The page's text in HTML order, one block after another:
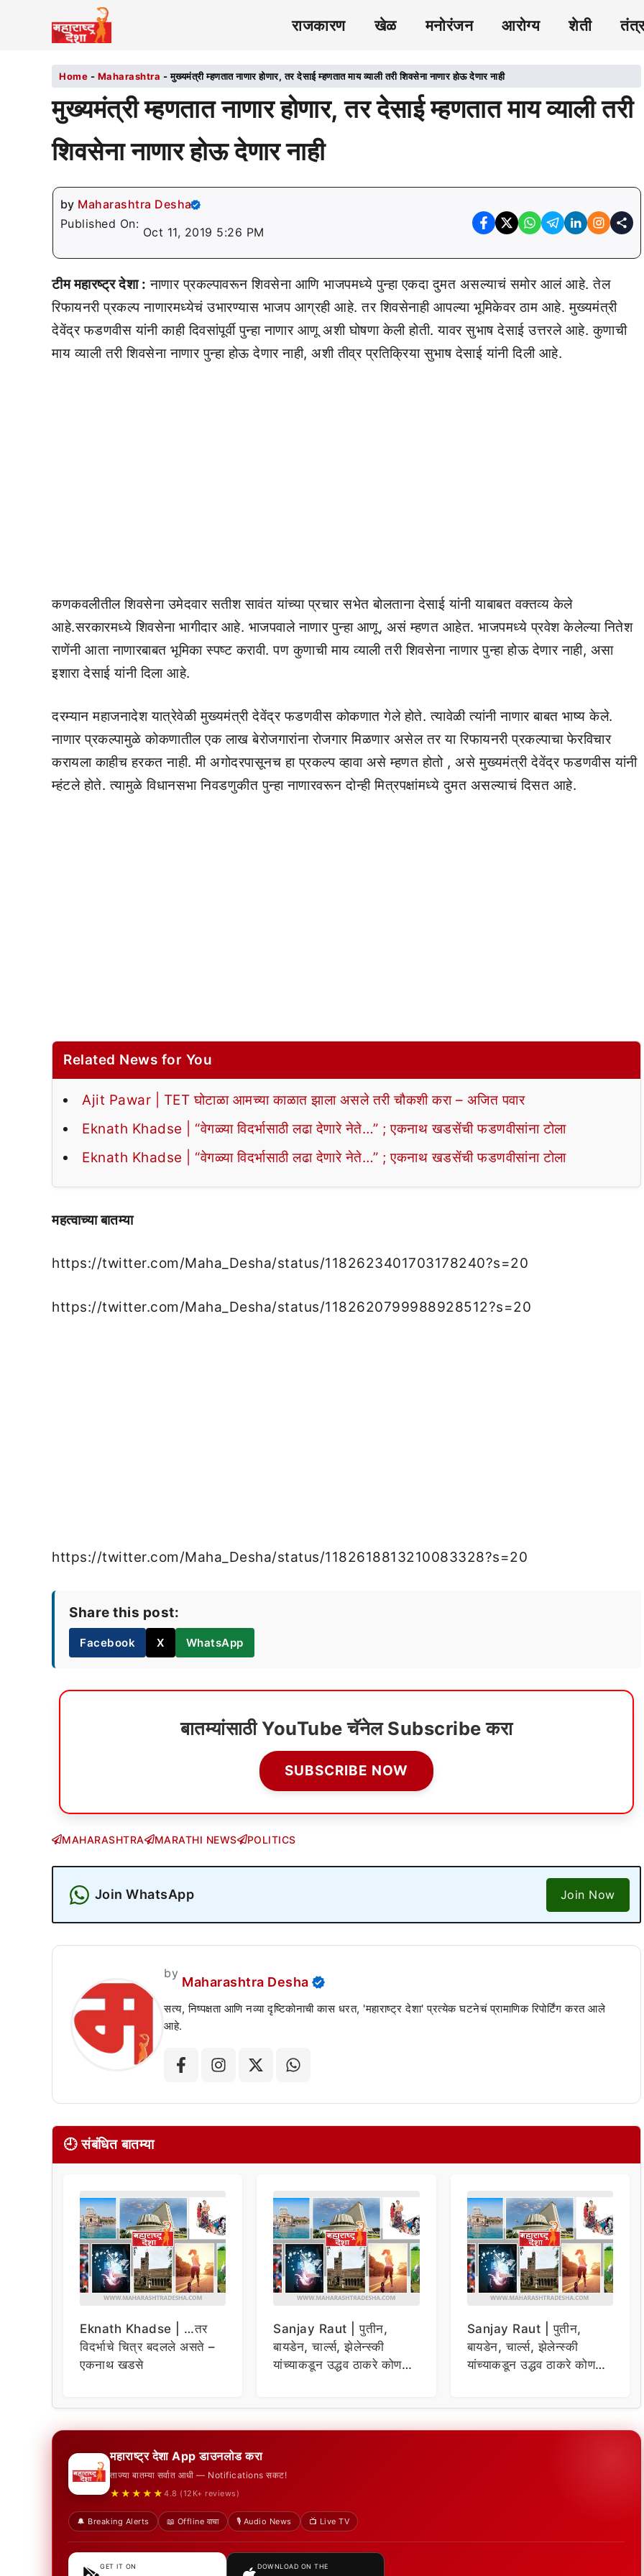
राजकारण खेळ मनोरंजन आरोग्य शेती
Home - Maharashtra -मुख्यमंत्री म्हणतात नाणार होणार, तर देसाई म्हणतात माय व्याली तरी शिवसेना नाणार होऊ देणार नाही
मुख्यमंत्री म्हणतात नाणार होणार, तर देसाई म्हणतात माय व्याली तरी
शिवसेना नाणार होऊ देणार नाही
by Maharashtra Desha
Published On:
Oct 11, 2019 5:26 PM
टीम महारष्ट्र देशा : नाणार प्रकल्पावरून शिवसेना आणि भाजपमध्ये पुन्हा एकदा दुमत असल्याचं समोर आलं आहे. तेल
रिफायनरी प्रकल्प नाणारमध्येचं उभारण्यास भाजप आग्रही आहे. तर शिवसेनाही आपल्या भूमिकेवर ठाम आहे. मुख्यमंत्री
देवेंद्र फडणवीस यांनी काही दिवसांपूर्वी पुन्हा नाणार आणू अशी घोषणा केली होती. यावर सुभाष देसाई उत्तरले आहे. कुणाची
माय व्याली तरी शिवसेना नाणार पुन्हा होऊ देणार नाही, अशी तीव्र प्रतिक्रिया सुभाष देसाई यांनी दिली आहे.
कणकवलीतील शिवसेना उमेदवार सतीश सावंत यांच्या प्रचार सभेत बोलताना देसाई यांनी याबाबत वक्तव्य केले
आहे.सरकारमध्ये शिवसेना भागीदार आहे. भाजपवाले नाणार पुन्हा आणू, असं म्हणत आहेत. भाजपमध्ये प्रवेश केलेल्या नितेश
राणेंनी आता नाणारबाबत भूमिका स्पष्ट करावी. पण कुणाची माय व्याली तरी शिवसेना नाणार पुन्हा होऊ देणार नाही, असा
इशारा देसाई यांनी दिला आहे.
दरम्यान महाजनादेश यात्रेवेळी मुख्यमंत्री देवेंद्र फडणवीस कोकणात गेले होते. त्यावेळी त्यांनी नाणार बाबत भाष्य केले.
नाणार प्रकल्पामुळे कोकणातील एक लाख बेरोजगारांना रोजगार मिळणार असेल तर या रिफायनरी प्रकल्पाचा फेरविचार
करायला काहीच हरकत नाही. मी अगोदरपासूनच हा प्रकल्प व्हावा असे म्हणत होतो , असे मुख्यमंत्री देवेंद्र फडणवीस यांनी
म्हंटले होते. त्यामुळे विधानसभा निवडणुकीत पुन्हा नाणारवरून दोन्ही मित्रपक्षांमध्ये दुमत असल्याचं दिसत आहे.
Related News for You
Ajit Pawar | TET घोटाळा आमच्या काळात झाला असले तरी चौकशी करा – अजित पवार
Eknath Khadse | “वेगळ्या विदर्भासाठी लढा देणारे नेते…” ; एकनाथ खडसेंची फडणवीसांना टोला
Eknath Khadse | “वेगळ्या विदर्भासाठी लढा देणारे नेते…” ; एकनाथ खडसेंची फडणवीसांना टोला
महत्वाच्या बातम्या
https://twitter.com/Maha_Desha/status/1182623401703178240?s=20
https://twitter.com/Maha_Desha/status/1182620799988928512?s=20
https://twitter.com/Maha_Desha/status/1182618813210083328?s=20
Share this post:
Facebook X WhatsApp
बातम्यांसाठी YouTube चॅनेल Subscribe करा
SUBSCRIBE NOW
MAHARASHTRA MARATHI NEWS POLITICS
Join WhatsApp Join Now
by
Maharashtra Desha
सत्य, निष्पक्षता आणि नव्या दृष्टिकोनाची कास धरत, 'महाराष्ट्र देशा' प्रत्येक घटनेचं प्रामाणिक रिपोर्टिंग करत आले
आहे.
🕘 संबंधित बातम्या
Eknath Khadse | …तर
विदर्भाचे चित्र बदलले असते –
एकनाथ खडसे
Sanjay Raut | पुतीन,
बायडेन, चार्ल्स, झेलेन्स्की
यांच्याकडून उद्धव ठाकरे कोण
Sanjay Raut | पुतीन,
बायडेन, चार्ल्स, झेलेन्स्की
यांच्याकडून उद्धव ठाकरे कोण
महाराष्ट्र देशा App डाउनलोड करा
ताज्या बातम्या सर्वात आधी — Notifications सकट!
★★★★★ 4.8 (12K+ reviews)
🔔 Breaking Alerts 📖 Offline वाचा 🎙️ Audio News 📺 Live TV
GET IT ON DOWNLOAD ON THE